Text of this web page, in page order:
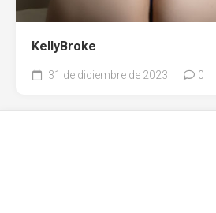
KellyBroke
31 de diciembre de 2023 0